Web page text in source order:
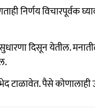
निर्णय विचारपूर्वक
दिसून येतील.
टाळावेत. पैसे